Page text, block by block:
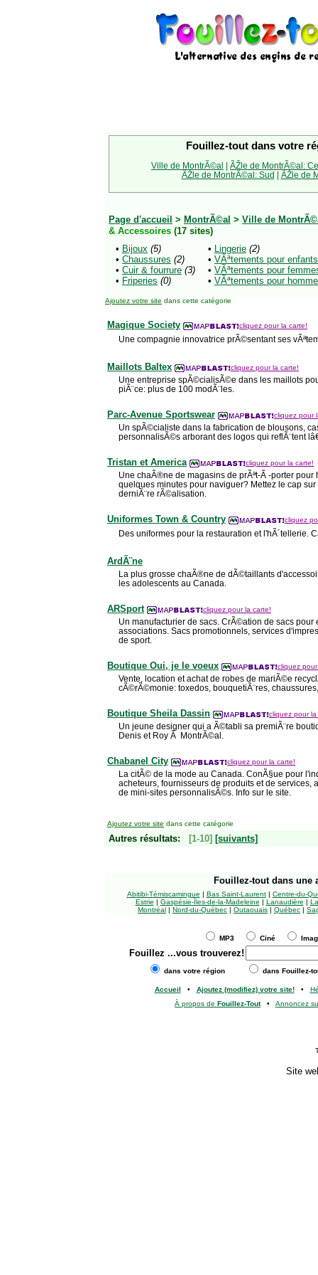
Fouillez-tout dans votre
Ville de MontrÃ©al | ÃŽle de MontrÃ©al:
ÃŽle de MontrÃ©al: Sud | ÃŽle de
Page d'accueil > MontrÃ©al > Ville de
& Accessoires (17 sites)
• Bijoux (5)
• Chaussures (2)
• Cuir & fourrure (3)
• Friperies (0)
• Lingerie (2)
• VÃªtements pour enfants
• VÃªtements pour
• VÃªtements pour
Ajoutez votre site dans cette catégorie
Magique Society cliquez pour la carte!
Une compagnie innovatrice prÃ©sentant ses
Maillots Baltex cliquez pour la carte!
Une entreprise spÃ©cialisÃ©e dans les maillots
piÃ¨ce: plus de 100 modÃ¨les.
Parc-Avenue Sportswear cliquez pour
Un spÃ©cialiste dans la fabrication de blousons,
personnalisÃ©s arborant des logos qui reflÃ¨tent
Tristan et America cliquez pour la carte!
Une chaÃ®ne de magasins de prÃªt-Ã -porter pour
quelques minutes pour naviguer? Mettez le cap
derniÃ¨re rÃ©alisation.
Uniformes Town & Country cliquez
Des uniformes pour la restauration et l'hÃ´tellerie.
ArdÃ¨ne
La plus grosse chaÃ®ne de dÃ©taillants
les adolescents au Canada.
ARSport cliquez pour la carte!
Un manufacturier de sacs. CrÃ©ation de sacs pour
associations. Sacs promotionnels, services
de sport.
Boutique Oui, je le voeux cliquez
Vente, location et achat de robes de mariÃ©e
cÃ©rÃ©monie: toxedos, bouquetiÃ¨res,
Boutique Sheila Dassin cliquez pour
Un jeune designer qui a Ã©tabli sa premiÃ¨re
Denis et Roy Ã MontrÃ©al.
Chabanel City cliquez pour la carte!
La citÃ© de la mode au Canada. ConÃ§ue pour
acheteurs, fournisseurs de produits et de services,
de mini-sites personnalisÃ©s. Info sur le site.
Ajoutez votre site dans cette catégorie
Autres résultats: [1-10] [suivants]
Fouillez-tout dans une
Abitibi-Témiscamingue | Bas Saint-Laurent| Centre-du-
Estrie | Gaspésie-Îles-de-la-Madeleine | Lanaudière |
Montréal | Nord-du-Québec | Outaouais | Québec |
MP3 Ciné
Fouillez ...vous trouverez!
dans votre région dans Fouillez-
Accueil • Ajoutez (modifiez) votre site!•
À propos de Fouillez-Tout• Annoncez
Site